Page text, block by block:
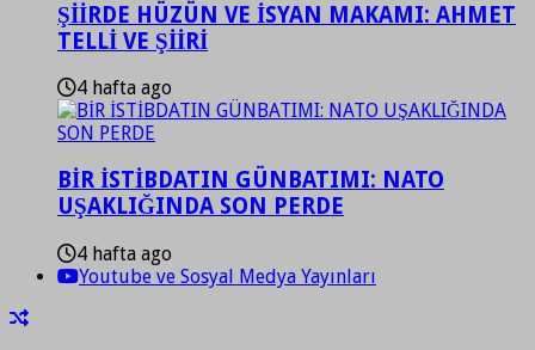
ŞİİRDE HÜZÜN VE İSYAN MAKAMI: AHMET
TELLİ VE ŞİİRİ
4 hafta ago
BİR İSTİBDATIN GÜNBATIMI: NATO
UŞAKLIĞINDA SON PERDE
4 hafta ago
Youtube ve Sosyal Medya Yayınları